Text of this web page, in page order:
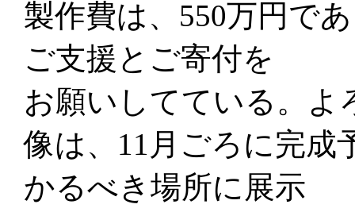
製作費は、550万円で
ご支援とご寄付を
お願いしてている。よ
像は、11月ごろに完成
かるべき場所に展示